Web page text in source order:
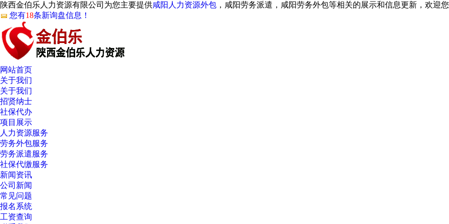
陕西金伯乐人力资源有限公司为您主要提供咸阳人力资源外包 ，咸阳劳务派遣，咸阳劳务外包等相关的展示和信息更新，欢迎
您有18条新询盘信息！
网站首页
关于我们
关于我们
招贤纳士
社保代办
项目展示
人力资源服务
劳务外包服务
劳务派遣服务
社保代缴服务
新闻资讯
公司新闻
常见问题
报名系统
工资查询